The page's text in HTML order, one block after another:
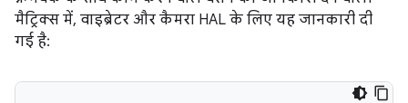
मैट्रिक्स में, वाइब्रेटर और कैमरा HAL के लिए यह जानकारी दी
गई है: